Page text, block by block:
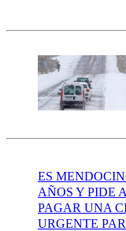
ES
AÑOS Y PIDE
PAGAR UNA
URGENTE